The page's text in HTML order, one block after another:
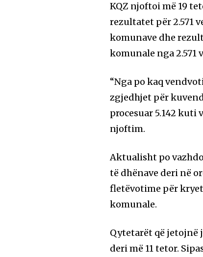
KQZ njoftoi më 19
rezultatet për 2.571
komunave dhe
komunale nga 2.571
“Nga po kaq
zgjedhjet për
procesuar 5.142 kuti
njoftim.
Aktualisht po
të dhënave deri në
fletëvotime për
komunale.
Qytetarët që jetojnë
deri më 11 tetor.